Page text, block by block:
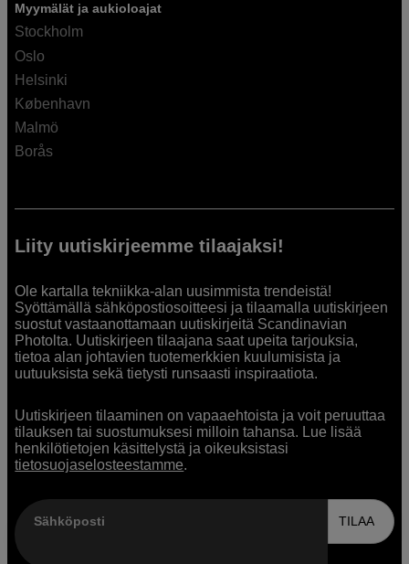
Myymälät ja aukioloajat
Stockholm
Oslo
Helsinki
København
Malmö
Borås
Liity uutiskirjeemme tilaajaksi!
Ole kartalla tekniikka-alan uusimmista trendeistä!
Syöttämällä sähköpostiosoitteesi ja tilaamalla uutiskirjeen
suostut vastaanottamaan uutiskirjeitä Scandinavian
Photolta. Uutiskirjeen tilaajana saat upeita tarjouksia,
tietoa alan johtavien tuotemerkkien kuulumisista ja
uutuuksista sekä tietysti runsaasti inspiraatiota.
Uutiskirjeen tilaaminen on vapaaehtoista ja voit peruuttaa
tilauksen tai suostumuksesi milloin tahansa. Lue lisää
henkilötietojen käsittelystä ja oikeuksistasi
tietosuojaselosteestamme.
Sähköposti TILAA